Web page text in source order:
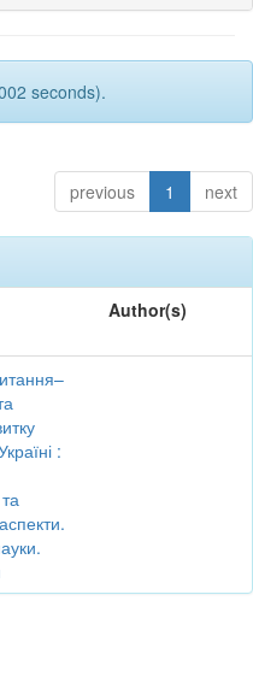
seconds).
previous 1 next
Author(s)
: